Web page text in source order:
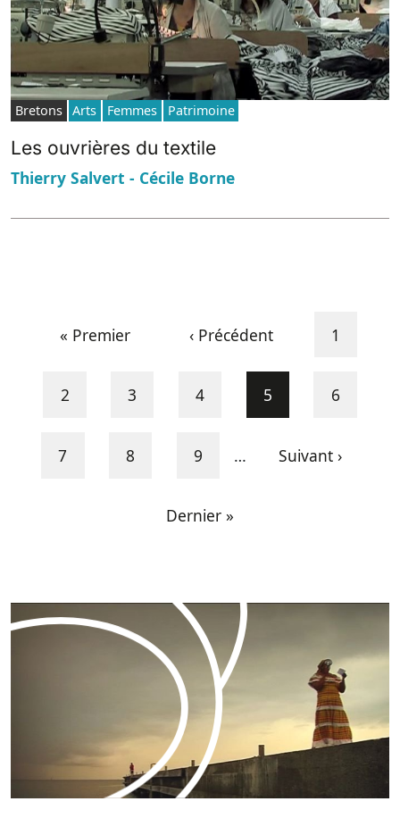
Bretons Arts Femmes Patrimoine
Les ouvrières du textile
Thierry Salvert - Cécile Borne
Première page
« Premier Page précédente
‹ Précédent Page
1
Page
2 Page
3 Page
4 Page courante
5 Page
6
Page
7 Page
8 Page
9 … Page suivante
Suivant ›
Dernière page
Dernier »